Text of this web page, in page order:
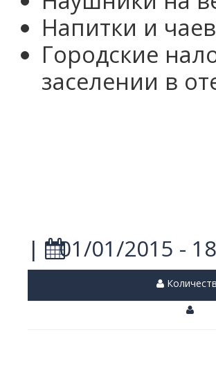
Напитки и
Городские
заселении в
| 01/01/2015 -